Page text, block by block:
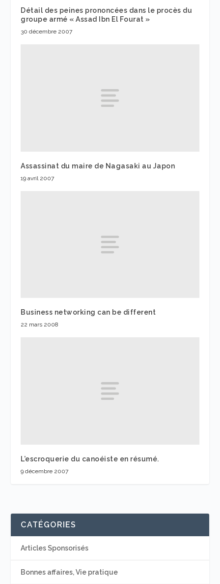
Détail des peines prononcées dans le procès du
groupe armé « Assad Ibn El Fourat »
30 décembre 2007
Assassinat du maire de Nagasaki au Japon
19 avril 2007
Business networking can be different
22 mars 2008
L’escroquerie du canoéiste en résumé.
9 décembre 2007
CATÉGORIES
Articles Sponsorisés
Bonnes affaires, Vie pratique